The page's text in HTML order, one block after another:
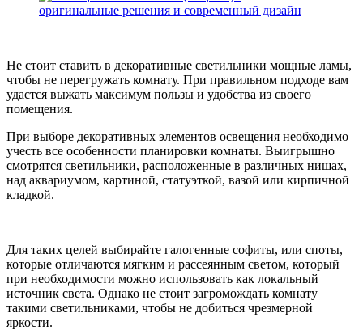
Не стоит ставить в декоративные светильники мощные ламы,
чтобы не перегружать комнату. При правильном подходе вам
удастся выжать максимум пользы и удобства из своего
помещения.
При выборе декоративных элементов освещения необходимо
учесть все особенности планировки комнаты. Выигрышно
смотрятся светильники, расположенные в различных нишах,
над аквариумом, картиной, статуэткой, вазой или кирпичной
кладкой.
Для таких целей выбирайте галогенные софиты, или споты,
которые отличаются мягким и рассеянным светом, который
при необходимости можно использовать как локальный
источник света. Однако не стоит загромождать комнату
такими светильниками, чтобы не добиться чрезмерной
яркости.